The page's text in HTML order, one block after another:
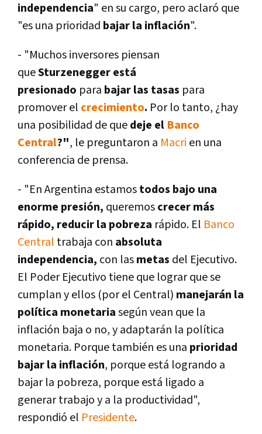
independencia" en su cargo, pero aclaró que
"es una prioridad bajar la inflación".
- "Muchos inversores piensan
queSturzenegger está
presionado para bajar las tasas para
promover el crecimiento. Por lo tanto, ¿hay
una posibilidad de quedeje el Banco
Central?", le preguntaron a Macri en una
conferencia de prensa.
- "En Argentina estamostodos bajo una
enorme presión, queremoscrecer más
rápido, reducir la pobreza rápido. El Banco
Central trabaja con absoluta
independencia, con lasmetas del Ejecutivo.
El Poder Ejecutivo tiene que lograr que se
cumplan y ellos (por el Central) manejarán la
polí­tica monetariasegún vean que la
inflación baja o no, y adaptarán la polí­tica
monetaria. Porque también es una prioridad
bajar la inflación, porque está logrando a
bajar la pobreza, porque está ligado a
generar trabajo y a la productividad",
respondió el Presidente.